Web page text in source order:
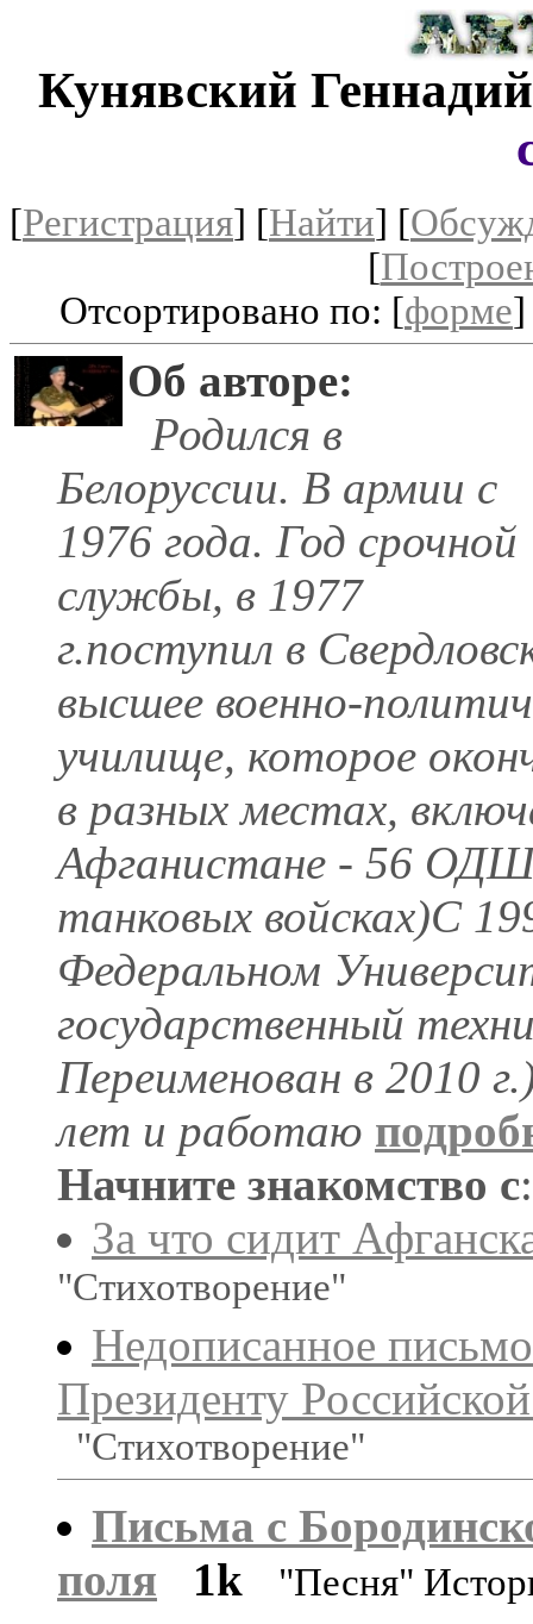
Кунявский
[Регистрация] [Найти] [
[
Отсортировано по: [форме
Об авторе:
Родился в
Белоруссии. В армии с
1976 года. Год срочной
службы, в 1977
г.поступил в
высшее военно-
училище, которое
в разных местах,
Афганистане - 56
танковых войсках)С
Федеральном
государственный
Переименован в 2010
лет и работаю
Начните знакомство с:
За что сидит
"Стихотворение"
Недописанное
Президенту
"Стихотворение"
Письма с
поля
1k "Песня"